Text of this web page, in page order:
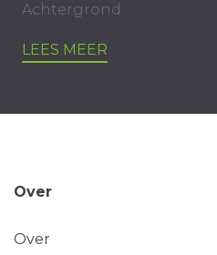
Achtergrond
LEES MEER
Over
Over